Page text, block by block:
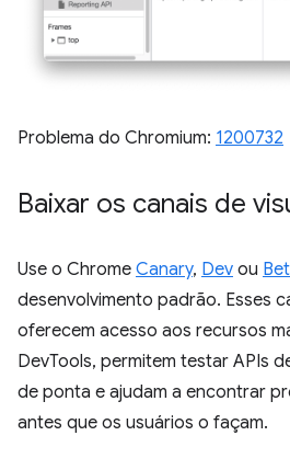
Problema do Chromium: 1200732
Baixar os canais de
Use o Chrome Canary, Dev ou
desenvolvimento padrão. Esses
oferecem acesso aos recursos
DevTools, permitem testar APIs
de ponta e ajudam a encontrar
antes que os usuários o façam.